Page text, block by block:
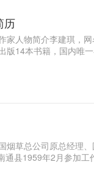
历
家人物简介李建琪，
版14本书籍，国内唯
烟草总公司原总经理
县1959年2月参加